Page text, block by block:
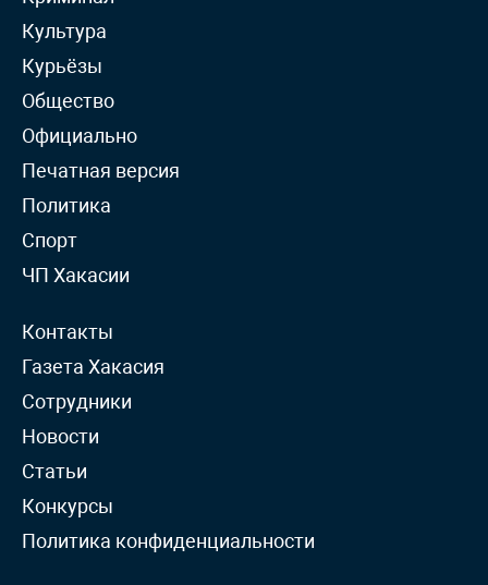
Культура
Курьёзы
Общество
Официально
Печатная версия
Политика
Спорт
ЧП Хакасии
Контакты
Газета Хакасия
Сотрудники
Новости
Статьи
Конкурсы
Политика конфиденциальности